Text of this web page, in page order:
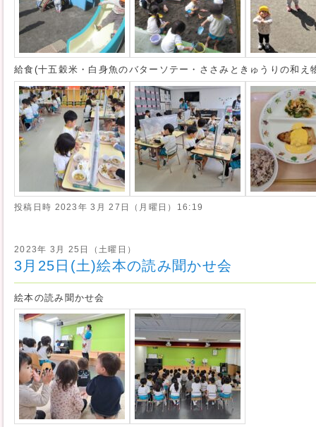
給食(十五穀米・白身魚のバターソテー・ささみときゅうりの和え
投稿日時 2023年 3月 27日（月曜日）16:19
2023年 3月 25日（土曜日）
3月25日(土)絵本の読み聞かせ会
絵本の読み聞かせ会